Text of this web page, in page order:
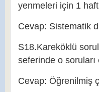
yenmeleri için 1
Cevap: Sistematik
S18.Kareköklü
seferinde o
Cevap: Öğrenilmiş